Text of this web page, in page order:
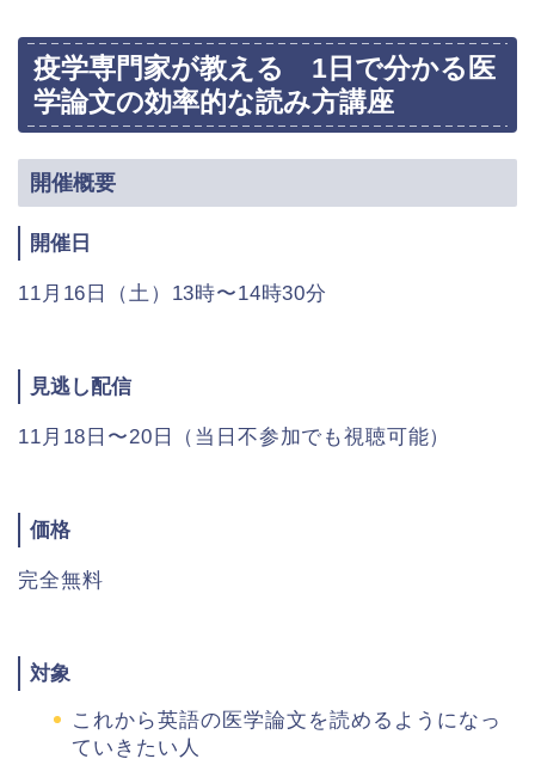
疫学専門家が教える 1日で分かる医
学論文の効率的な読み方講座
開催概要
開催日
11月16日（土）13時〜14時30分
見逃し配信
11月18日〜20日（当日不参加でも視聴可能）
価格
完全無料
対象
これから英語の医学論文を読めるようになっ
ていきたい人